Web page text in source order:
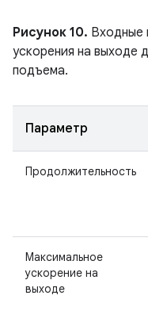
Рисунок 10. Входные
ускорения на выходе
подъема.
Параметр
Продолжительность
Максимальное
ускорение на
выходе